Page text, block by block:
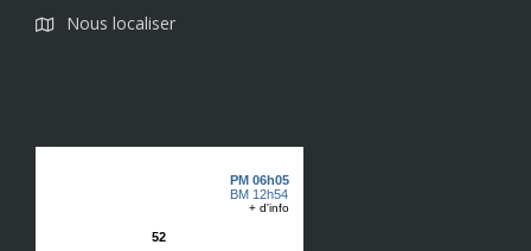
Nous localiser